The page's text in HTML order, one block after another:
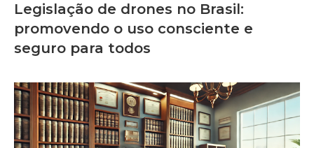
Legislação de drones no Brasil:
promovendo o uso consciente e
seguro para todos